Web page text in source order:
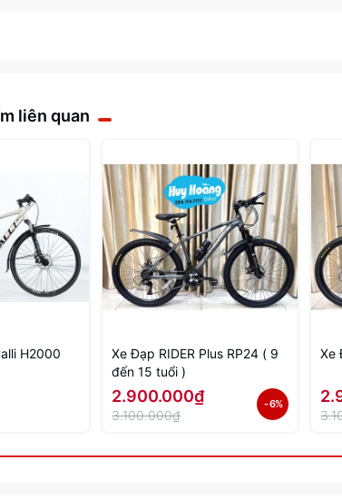
liên quan
H2000
Xe Đạp RIDER Plus RP24 ( 9
đến 15 tuổi )
2.900.000₫
3.100.000₫
- 6%
Xe